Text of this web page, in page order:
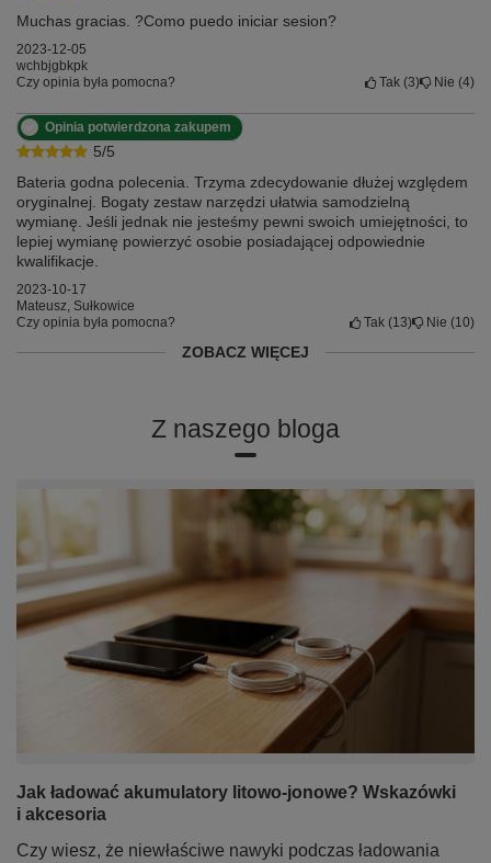
Muchas gracias. ?Como puedo iniciar sesion?
2023-12-05
wchbjgbkpk
Czy opinia była pomocna?
Tak 3 Nie 4
5/5
Opinia potwierdzona zakupem
Bateria godna polecenia. Trzyma zdecydowanie dłużej względem
oryginalnej. Bogaty zestaw narzędzi ułatwia samodzielną
wymianę. Jeśli jednak nie jesteśmy pewni swoich umiejętności, to
lepiej wymianę powierzyć osobie posiadającej odpowiednie
kwalifikacje.
2023-10-17
Mateusz, Sułkowice
Czy opinia była pomocna?
Tak 13 Nie 10
ZOBACZ WIĘCEJ
Z naszego bloga
Jak ładować akumulatory litowo-jonowe? Wskazówki
i akcesoria
Czy wiesz, że niewłaściwe nawyki podczas ładowania